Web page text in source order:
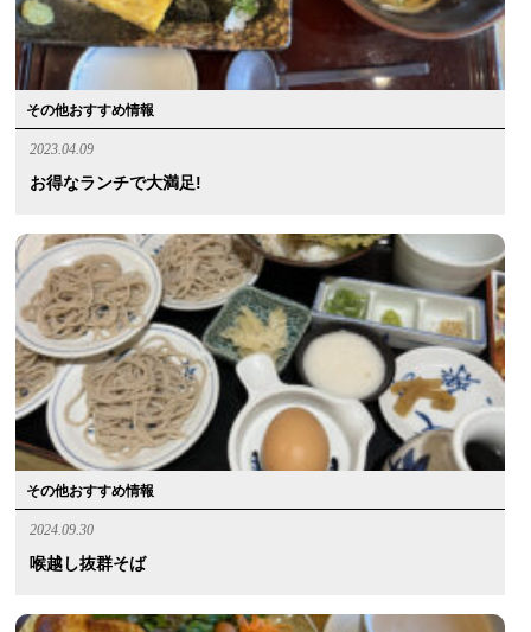
その他おすすめ情報
2023.04.09
お得なランチで大満足!
その他おすすめ情報
2024.09.30
喉越し抜群そば